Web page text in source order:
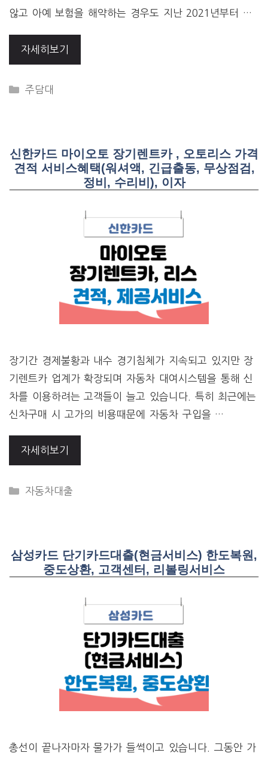
않고 아예 보험을 해약하는 경우도 지난 2021년부터 …
자세히보기
CATEGORIES
주담대
신한카드 마이오토 장기렌트카 , 오토리스 가격
견적 서비스혜택(워셔액, 긴급출동, 무상점검,
정비, 수리비), 이자
장기간 경제불황과 내수 경기침체가 지속되고 있지만 장
기렌트카 업계가 확장되며 자동차 대여시스템을 통해 신
차를 이용하려는 고객들이 늘고 있습니다. 특히 최근에는
신차구매 시 고가의 비용때문에 자동차 구입을 …
자세히보기
CATEGORIES
자동차대출
삼성카드 단기카드대출(현금서비스) 한도복원,
중도상환, 고객센터, 리볼링서비스
총선이 끝나자마자 물가가 들썩이고 있습니다. 그동안 가